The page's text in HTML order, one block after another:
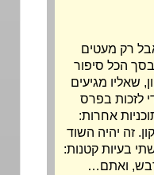
מעטים
סיפור
מגיעים
בפרס
השוד
קטנות: